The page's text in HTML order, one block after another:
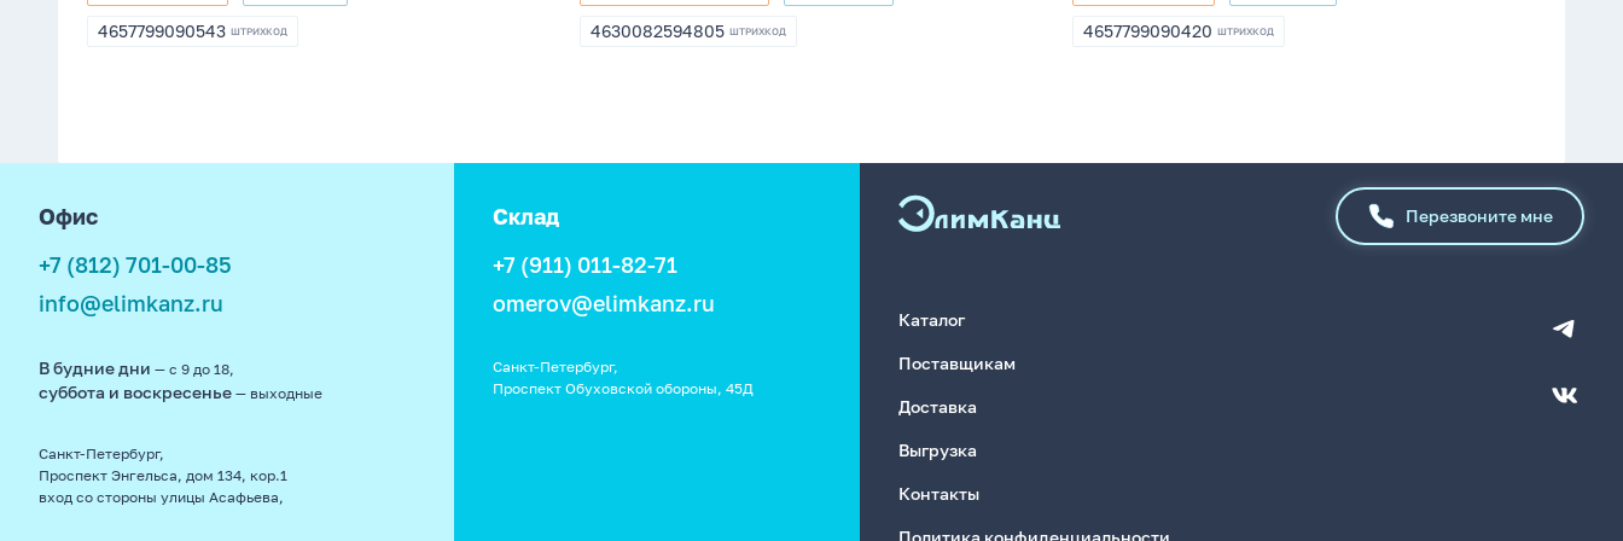
4657799090543
4657799090543 ШТРИХКОД 4630082594805
4630082594805 ШТРИХКОД 4657799090420
4657799090420 ШТРИХКОД
Офис
+7 (812) 701-00-85
info@elimkanz.ru
В будние дни — с 9 до 18,
суббота и воскресенье — выходные
Санкт-Петербург,
Проспект Энгельса, дом 134, кор.1
вход со стороны улицы Асафьева,
Склад
+7 (911) 011-82-71
omerov@elimkanz.ru
Санкт-Петербург,
Проспект Обуховской обороны, 45Д
Перезвоните мне
Каталог
Поставщикам
Доставка
Выгрузка
Контакты
Политика конфиденциальности